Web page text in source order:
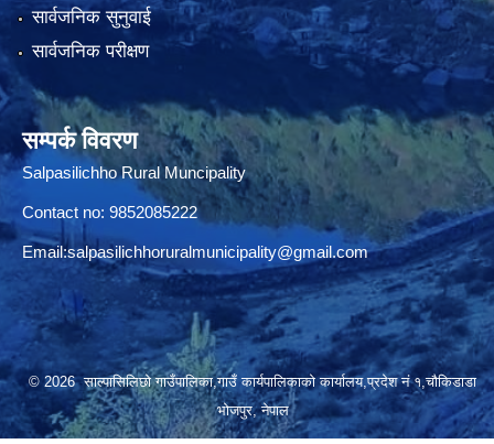
सार्वजनिक सुनुवाई
सार्वजनिक परीक्षण
सम्पर्क विवरण
Salpasilichho Rural Muncipality
Contact no: 9852085222
Email:salpasilichhoruralmunicipality@gmail.com
© 2026 साल्पासिलिछो गाउँपालिका,गाउँ कार्यपालिकाको कार्यालय,प्रदेश नं १,चौकिडाडा
भोजपुर, नेपाल